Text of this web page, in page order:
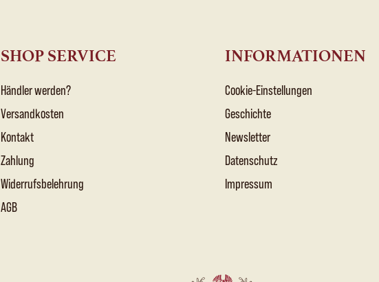
SHOP SERVICE
Händler werden?
Versandkosten
Kontakt
Zahlung
Widerrufsbelehrung
AGB
INFORMATIONEN
Cookie-Einstellungen
Geschichte
Newsletter
Datenschutz
Impressum